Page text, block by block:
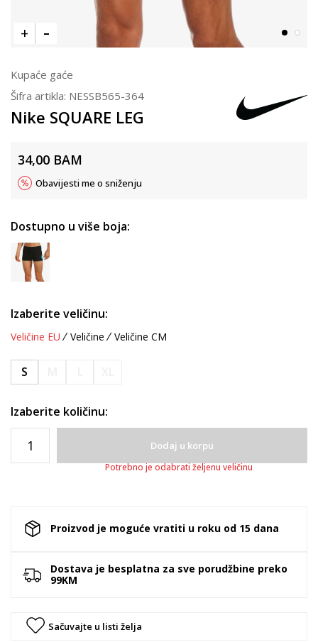
Kupaće gaće
Šifra artikla: NESSB565-364
Nike SQUARE LEG
34,00 BAM
Obavijesti me o sniženju
Dostupno u više boja:
Izaberite veličinu:
Veličine EU Veličine Veličine CM
S
Izaberite količinu:
Dodaj u korpu
Potrebno je odabrati željenu veličinu
Proizvod je moguće vratiti u roku od 15 dana
Dostava je besplatna za sve porudžbine preko
99KM
Sačuvajte u listi želja